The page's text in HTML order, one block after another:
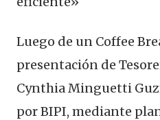
Luego de un Coffee
presentación de
Cynthia Minguetti
por BIPI, mediante